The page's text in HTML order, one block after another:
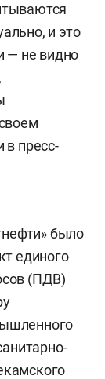
и это
— не видно
в пресс-
было
единого
(ПДВ)